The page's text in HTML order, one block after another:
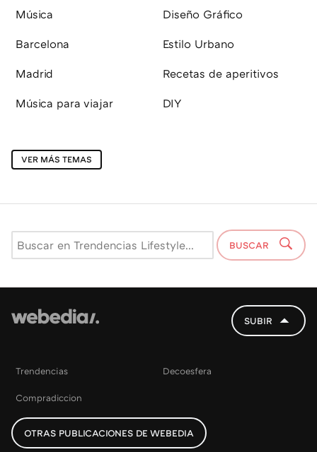
Música Diseño Gráfico
Barcelona Estilo Urbano
Madrid Recetas de aperitivos
Música para viajar DIY
VER MÁS TEMAS
BUSCAR
SUBIR
Trendencias Decoesfera
Compradiccion
OTRAS PUBLICACIONES DE WEBEDIA